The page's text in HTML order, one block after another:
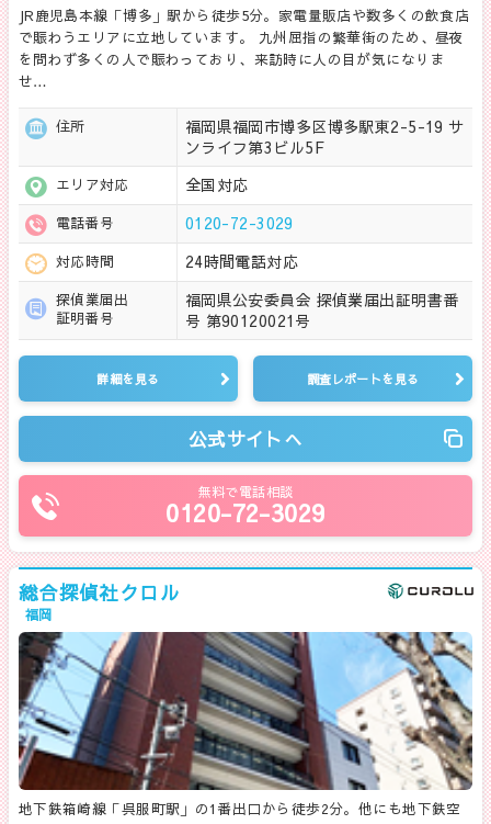
JR鹿児島本線「博多」駅から徒歩5分。家電量販店や数多くの飲食店
で賑わうエリアに立地しています。 九州屈指の繁華街のため、昼夜
を問わず多くの人で賑わっており、来訪時に人の目が気になりま
せ…
住所
福岡県福岡市博多区博多駅東2-5-19 サ
ンライフ第3ビル5F
エリア対応 全国対応
電話番号 0120-72-3029
対応時間 24時間電話対応
探偵業届出
証明番号
福岡県公安委員会 探偵業届出証明書番
号 第90120021号
詳細を見る 調査レポートを見る
公式サイトへ
無料で電話相談
0120-72-3029
総合探偵社クロル
福岡
地下鉄箱崎線「呉服町駅」の1番出口から徒歩2分。他にも地下鉄空